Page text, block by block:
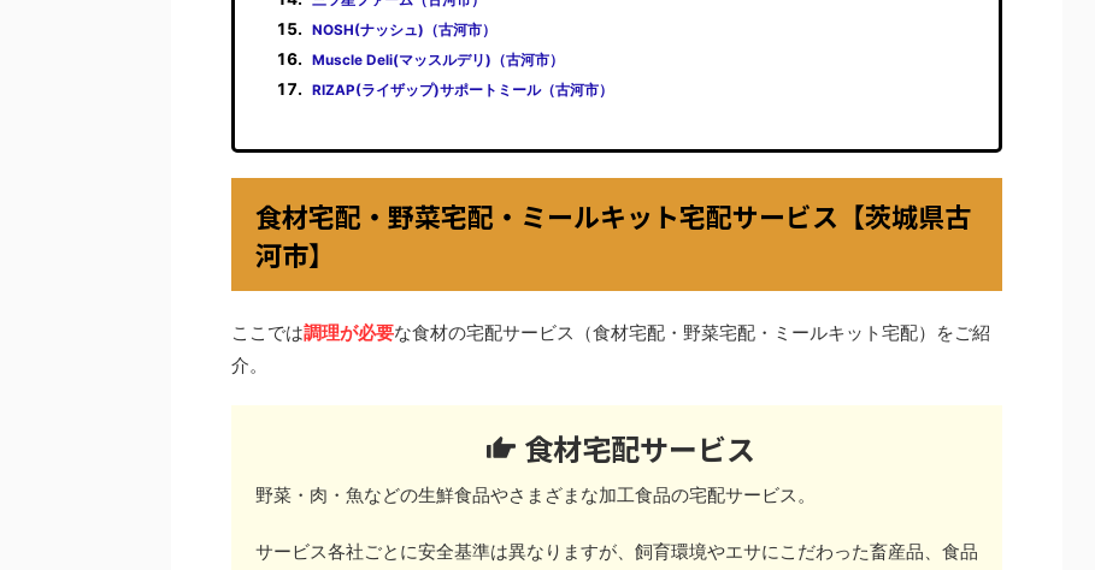
NOSH(ナッシュ)（古河市）
Muscle Deli(マッスルデリ)（古河市）
RIZAP(ライザップ)サポートミール（古河市）
食材宅配・野菜宅配・ミールキット宅配サービス【茨城県古
河市】
ここでは調理が必要な食材の宅配サービス（食材宅配・野菜宅配・ミールキット宅配）をご紹
介。
食材宅配サービス
野菜・肉・魚などの生鮮食品やさまざまな加工食品の宅配サービス。
サービス各社ごとに安全基準は異なりますが、飼育環境やエサにこだわった畜産品、食品